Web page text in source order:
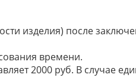
изделия) после
времени.
2000 руб. В случае